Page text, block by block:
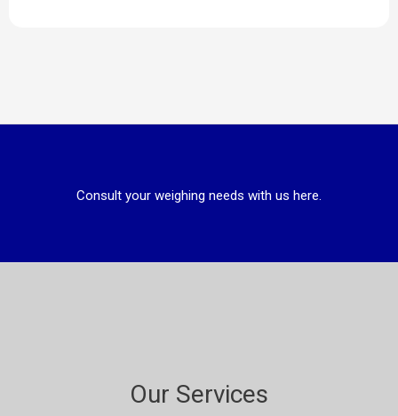
Consult your weighing needs with us here.
Our Services